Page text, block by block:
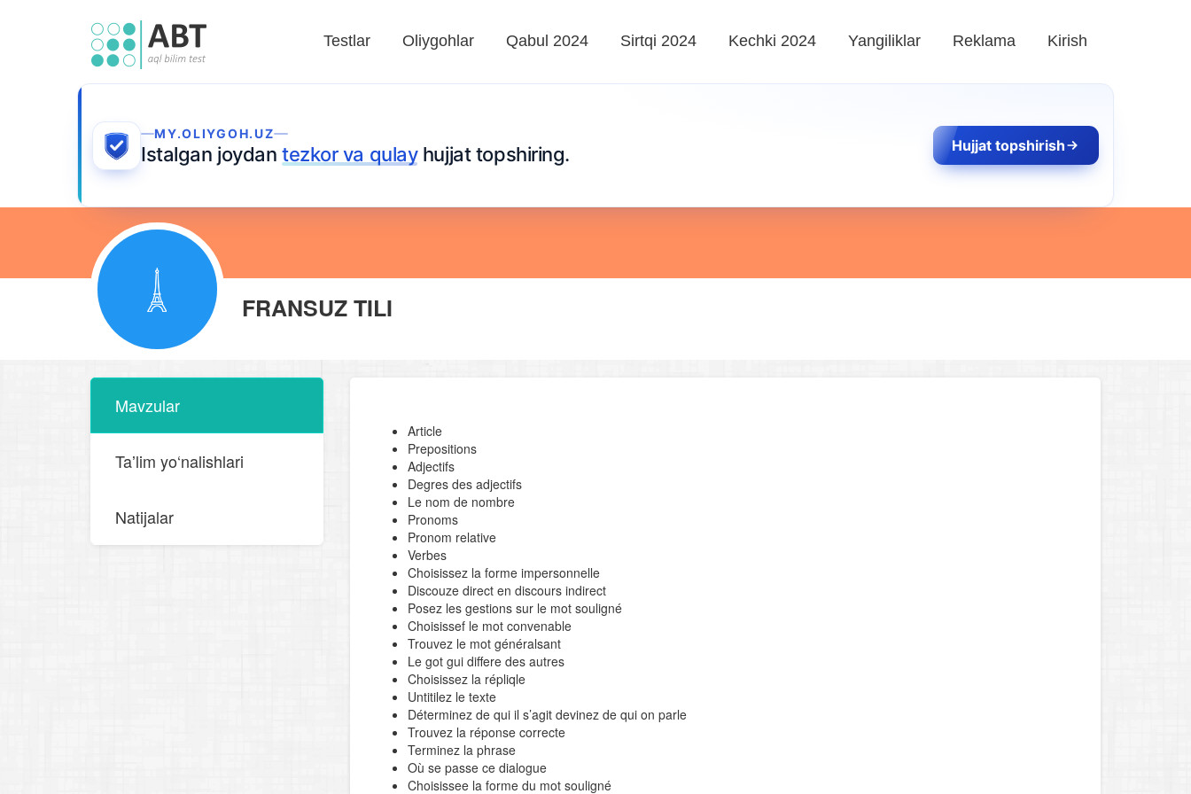
Testlar Oliygohlar Qabul 2024 Sirtqi 2024 Kechki 2024 Yangiliklar Reklama Kirish
MY.OLIYGOH.UZ
Istalgan joydan tezkor va qulayhujjat topshiring. Hujjat topshirish
FRANSUZ TILI
Mavzular
Taʼlim yo‘nalishlari
Natijalar
Article
Prepositions
Adjectifs
Degres des adjectifs
Le nom de nombre
Pronoms
Pronom relative
Verbes
Choisissez la forme impersonnelle
Discouze direct en discours indirect
Posez les gestions sur le mot souligné
Choisissef le mot convenable
Trouvez le mot généralsant
Le got gui differe des autres
Choisissez la répliqle
Untitilez le texte
Déterminez de qui il s’agit devinez de qui on parle
Trouvez la réponse correcte
Terminez la phrase
Où se passe ce dialogue
Choisissee la forme du mot souligné